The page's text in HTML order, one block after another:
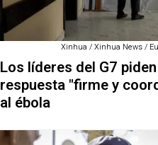
Xinhua / Xinhua News /
Los líderes del G7
respuesta "firme y
al ébola